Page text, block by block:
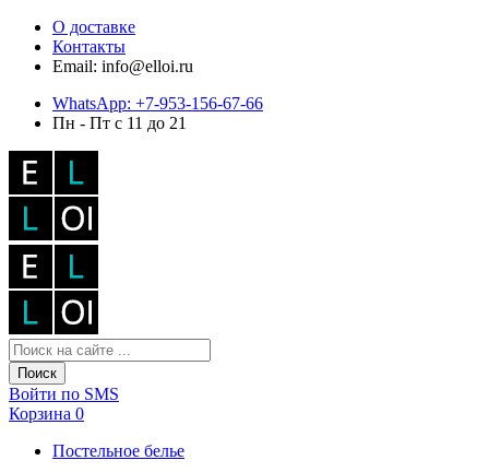
О доставке
Контакты
Email: info@elloi.ru
WhatsApp: +7-953-156-67-66
Пн - Пт с 11 до 21
Поиск
Войти по SMS
Корзина 0
Постельное белье